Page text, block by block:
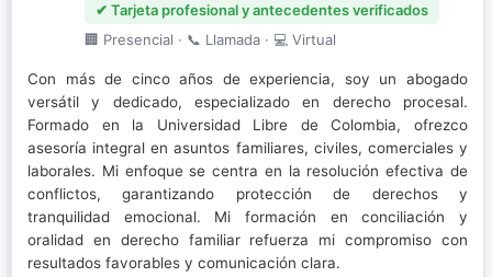
✔ Tarjeta profesional y antecedentes verificados
🏢 Presencial · 📞 Llamada · 💻 Virtual
Con más de cinco años de experiencia, soy un abogado
versátil y dedicado, especializado en derecho procesal.
Formado en la Universidad Libre de Colombia, ofrezco
asesoría integral en asuntos familiares, civiles, comerciales y
laborales. Mi enfoque se centra en la resolución efectiva de
conflictos, garantizando protección de derechos y
tranquilidad emocional. Mi formación en conciliación y
oralidad en derecho familiar refuerza mi compromiso con
resultados favorables y comunicación clara.